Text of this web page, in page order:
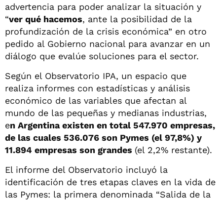
advertencia para poder analizar la situación y
“ver qué hacemos, ante la posibilidad de la
profundización de la crisis económica” en otro
pedido al Gobierno nacional para avanzar en un
diálogo que evalúe soluciones para el sector.
Según el Observatorio IPA, un espacio que
realiza informes con estadísticas y análisis
económico de las variables que afectan al
mundo de las pequeñas y medianas industrias,
en Argentina existen en total 547.970 empresas,
de las cuales 536.076 son Pymes (el 97,8%) y
11.894 empresas son grandes (el 2,2% restante).
El informe del Observatorio incluyó la
identificación de tres etapas claves en la vida de
las Pymes: la primera denominada “Salida de la